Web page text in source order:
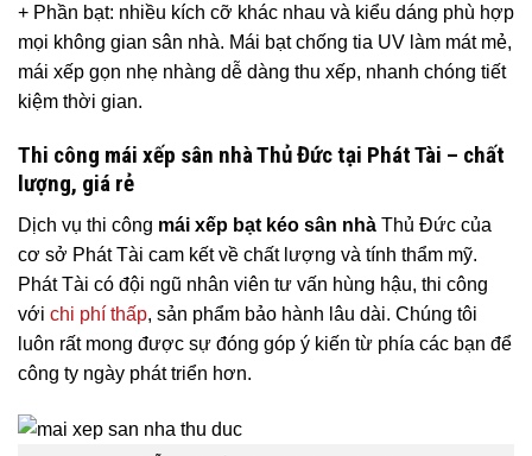
+ Phần bạt: nhiều kích cỡ khác nhau và kiểu dáng phù hợp
mọi không gian sân nhà. Mái bạt chống tia UV làm mát mẻ,
mái xếp gọn nhẹ nhàng dễ dàng thu xếp, nhanh chóng tiết
kiệm thời gian.
Thi công mái xếp sân nhà Thủ Đức tại Phát Tài – chất
lượng, giá rẻ
Dịch vụ thi công mái xếp bạt kéo sân nhà Thủ Đức của
cơ sở Phát Tài cam kết về chất lượng và tính thẩm mỹ.
Phát Tài có đội ngũ nhân viên tư vấn hùng hậu, thi công
với chi phí thấp, sản phẩm bảo hành lâu dài. Chúng tôi
luôn rất mong được sự đóng góp ý kiến từ phía các bạn để
công ty ngày phát triển hơn.